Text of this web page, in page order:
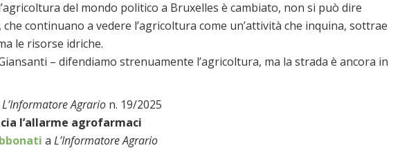
del mondo politico a Bruxelles è cambiato, non si può dire
continuano a vedere l’agricoltura come un’attività che inquina, sottrae
le risorse idriche.
– difendiamo strenuamente l’agricoltura, ma la strada è ancora in
L’Informatore Agrario n. 19/2025
l’allarme agrofarmaci
a L’Informatore Agrario